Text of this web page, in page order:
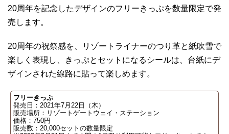
20周年を記念したデザインのフリーきっぷを数量限定で発
売します。
20周年の祝祭感を、リゾートライナーのつり革と紙吹雪で
楽しく表現し、きっぷとセットになるシールは、台紙にデ
ザインされた線路に貼って楽しめます。
フリーきっぷ
発売日：2021年7月22日（木）
販売場所：リゾートゲートウェイ・ステーション
価格：750円
販売数：20,000セットの数量限定